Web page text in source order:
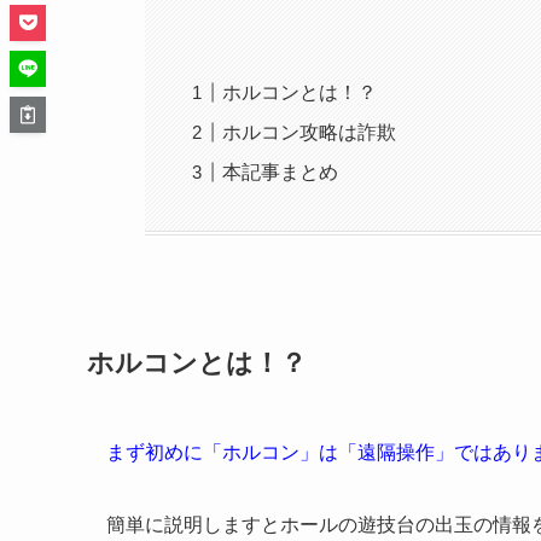
ホルコンとは！？
ホルコン攻略は詐欺
本記事まとめ
ホルコンとは！？
まず初めに「ホルコン」は「遠隔操作」ではあり
簡単に説明しますとホールの遊技台の出玉の情